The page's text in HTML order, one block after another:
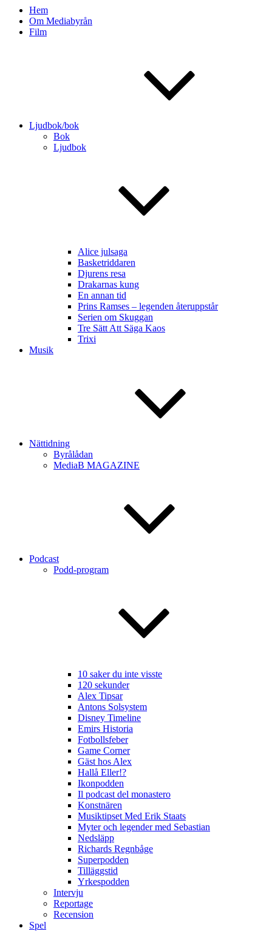
Hem
Om Mediabyrån
Film
Ljudbok/bok
Bok
Ljudbok
Alice julsaga
Basketriddaren
Djurens resa
Drakarnas kung
En annan tid
Prins Ramses – legenden återuppstår
Serien om Skuggan
Tre Sätt Att Säga Kaos
Trixi
Musik
Nättidning
Byrålådan
MediaB MAGAZINE
Podcast
Podd-program
10 saker du inte visste
120 sekunder
Alex Tipsar
Antons Solsystem
Disney Timeline
Emirs Historia
Fotbollsfeber
Game Corner
Gäst hos Alex
Hallå Eller!?
Ikonpodden
Il podcast del monastero
Konstnären
Musiktipset Med Erik Staats
Myter och legender med Sebastian
Nedsläpp
Richards Regnbåge
Superpodden
Tilläggstid
Yrkespodden
Intervju
Reportage
Recension
Spel